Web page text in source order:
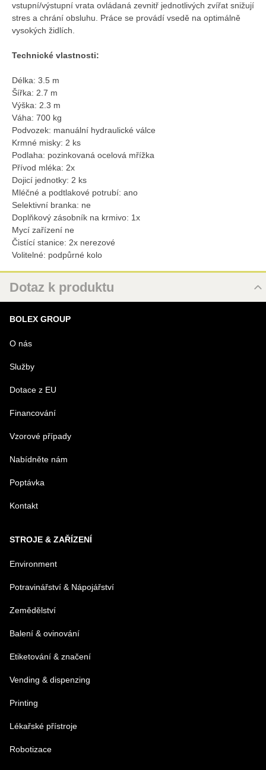
vstupní/výstupní vrata ovládaná zevnitř jednotlivých zvířat snižují
stres a chrání obsluhu. Práce se provádí vsedě na optimálně
vysokých židlích.
Technické vlastnosti:
Délka: 3.5 m
Šířka: 2.7 m
Výška: 2.3 m
Váha: 700 kg
Podvozek: manuální hydraulické válce
Krmné misky: 2 ks
Podlaha: pozinkovaná ocelová mřížka
Přívod mléka: 2x
Dojicí jednotky: 2 ks
Mléčné a podtlakové potrubí: ano
Selektivní branka: ne
Doplňkový zásobník na krmivo: 1x
Mycí zařízení ne
Čistící stanice: 2x nerezové
Volitelné: podpůrné kolo
Dotaz k produktu
URL
PRODUKT
MENO
E-MAIL
TELEFÓN
BOLEX GROUP
O nás
Služby
Dotace z EU
Financování
Vzorové případy
Nabídněte nám
Poptávka
Kontakt
STROJE & ZAŘÍZENÍ
Environment
Potravinářství & Nápojářství
Zemědělství
Balení & ovinování
Etiketování & značení
Vending & dispenzing
Printing
Lékařské přístroje
Robotizace